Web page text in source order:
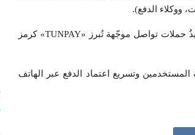
ووكلاء الدفع).
ولضمان نشر منظم لهذه العلامة لدى العموم، ينبغي أن يرافق اعتمادها تنفيذُ حملات تواصل موجّهة تُبرز «TUNPAY» كرمز
المستخدمين وتسريع اعتماد الدفع عبر الهاتف